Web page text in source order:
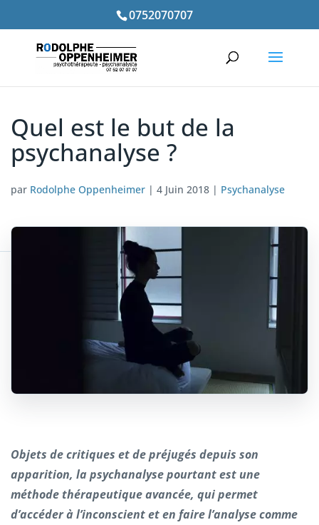
0752070707
Quel est le but de la
psychanalyse ?
par Rodolphe Oppenheimer | 4 Juin 2018 | Psychanalyse
Objets de critiques et de préjugés depuis son
apparition, la psychanalyse pourtant est une
méthode thérapeutique avancée, qui permet
d’accéder à l’inconscient et en faire l’analyse comme